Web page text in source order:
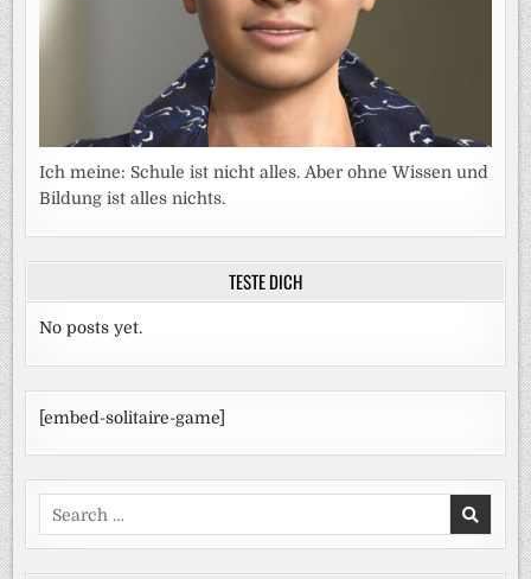
Ich meine: Schule ist nicht alles. Aber ohne Wissen und
Bildung ist alles nichts.
TESTE DICH
No posts yet.
[embed-solitaire-game]
Search
for: